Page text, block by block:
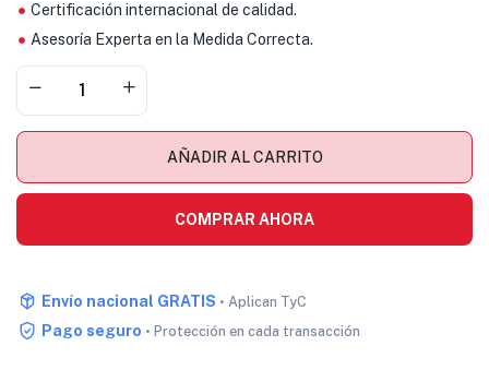
Certificación internacional de calidad.
Asesoría Experta en la Medida Correcta.
AÑADIR AL CARRITO
COMPRAR AHORA
Envío nacional GRATIS • Aplican TyC
Pago seguro • Protección en cada transacción